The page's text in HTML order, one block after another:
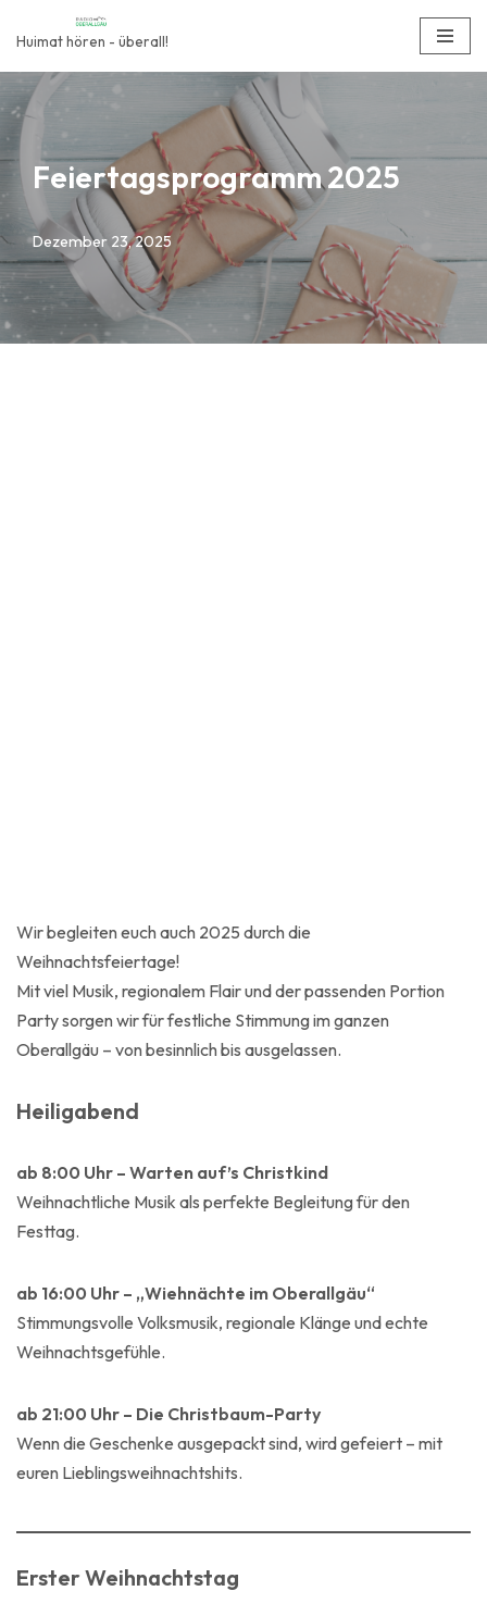
Inhalt
springen
Huimat hören - überall!
Feiertagsprogramm 2025
Dezember 23, 2025
Wir begleiten euch auch 2025 durch die
Weihnachtsfeiertage!
Mit viel Musik, regionalem Flair und der passenden Portion
Party sorgen wir für festliche Stimmung im ganzen
Oberallgäu – von besinnlich bis ausgelassen.
Heiligabend
ab 8:00 Uhr – Warten auf’s Christkind
Weihnachtliche Musik als perfekte Begleitung für den
Festtag.
ab 16:00 Uhr – „Wiehnächte im Oberallgäu“
Stimmungsvolle Volksmusik, regionale Klänge und echte
Weihnachtsgefühle.
ab 21:00 Uhr – Die Christbaum-Party
Wenn die Geschenke ausgepackt sind, wird gefeiert – mit
euren Lieblingsweihnachtshits.
Erster Weihnachtstag